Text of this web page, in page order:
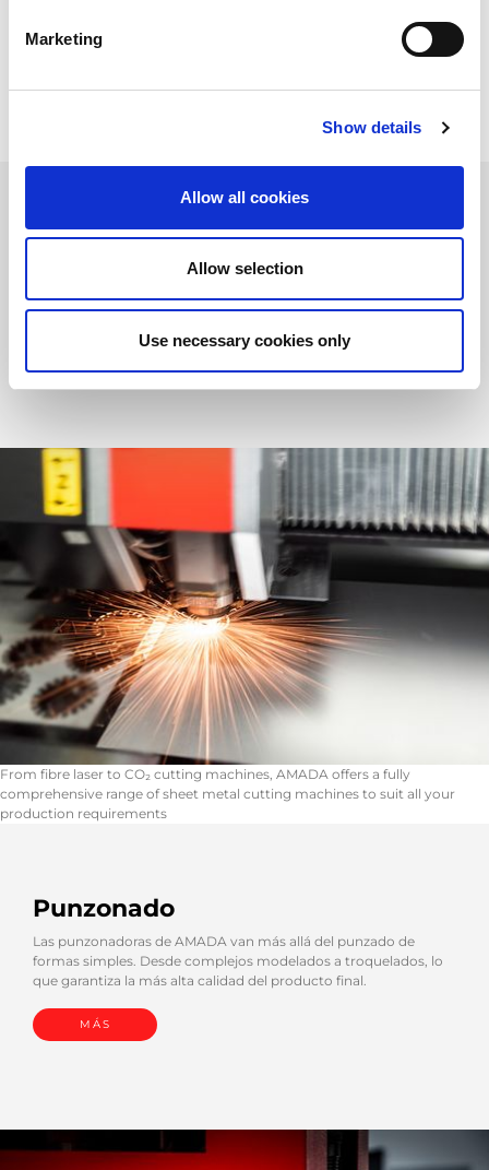
Marketing
Show details
Allow all cookies
Allow selection
Use necessary cookies only
trabajando estrechamente con nuestros clientes, AMADA
somos capaces de ayudarle a elegir la solución adecuada para
From fibre laser to CO₂ cutting machines, AMADA offers a fully
comprehensive range of sheet metal cutting machines to suit all your
production requirements
Láser
AMADA ofrece una amplia gama de máquinas de corte para
adaptarse a todas sus necesidades.
Punzonado
Las punzonadoras de AMADA van más allá del punzado de
formas simples. Desde complejos modelados a troquelados, lo
que garantiza la más alta calidad del producto final.
MÁS